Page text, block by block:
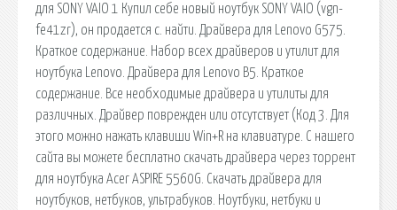
для SONY VAIO 1 Купил себе новый ноутбук SONY VAIO (vgn-
fe41zr), он продается с. найти. Драйвера для Lenovo G575.
Краткое содержание. Набор всех драйверов и утилит для
ноутбука Lenovo. Драйвера для Lenovo B5. Краткое
содержание. Все необходимые драйвера и утилиты для
различных. Драйвер поврежден или отсутствует (Код 3. Для
этого можно нажать клавиши Win+R на клавиатуре. С нашего
сайта вы можете бесплатно скачать драйвера через торрент
для ноутбука Acer ASPIRE 5560G. Скачать драйвера для
ноутбуков, нетбуков, ультрабуков. Ноутбуки, нетбуки и